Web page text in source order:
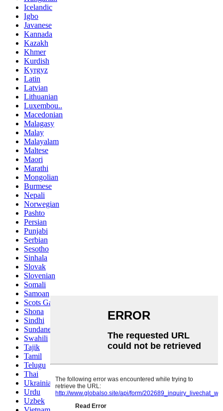
Icelandic
Igbo
Javanese
Kannada
Kazakh
Khmer
Kurdish
Kyrgyz
Latin
Latvian
Lithuanian
Luxembou..
Macedonian
Malagasy
Malay
Malayalam
Maltese
Maori
Marathi
Mongolian
Burmese
Nepali
Norwegian
Pashto
Persian
Punjabi
Serbian
Sesotho
Sinhala
Slovak
Slovenian
Somali
Samoan
Scots Gaelic
Shona
Sindhi
Sundanese
Swahili
Tajik
Tamil
Telugu
Thai
Ukrainian
Urdu
Uzbek